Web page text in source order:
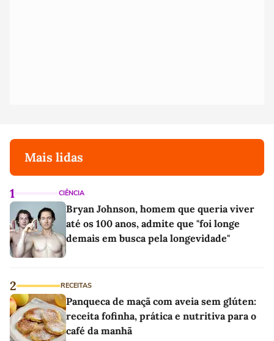
Mais lidas
1 CIÊNCIA
Bryan Johnson, homem que queria viver
até os 100 anos, admite que "foi longe
demais em busca pela longevidade"
2 RECEITAS
Panqueca de maçã com aveia sem glúten:
receita fofinha, prática e nutritiva para o
café da manhã